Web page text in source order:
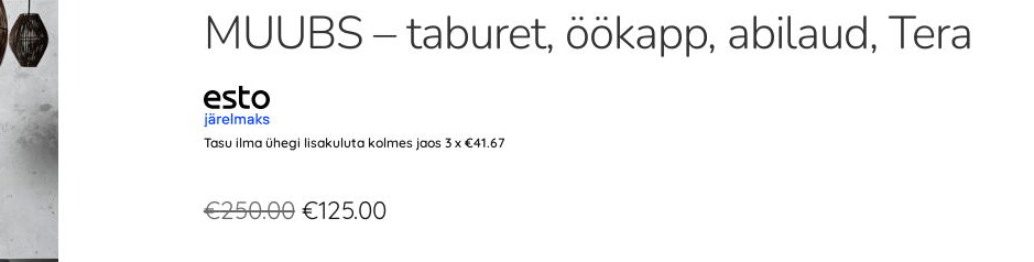
MUUBS – taburet, öökapp, abilaud, Tera
Tasu ilma ühegi lisakuluta kolmes jaos 3 x €41.67
€250.00 €125.00